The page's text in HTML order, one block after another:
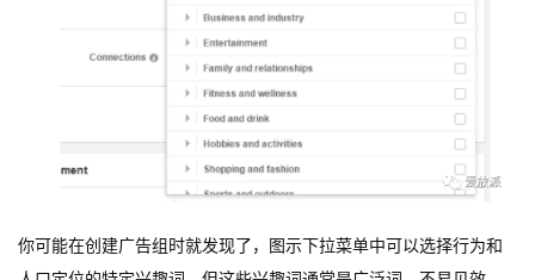
你可能在创建广告组时就发现了，图示下拉菜单中可以选择行为和